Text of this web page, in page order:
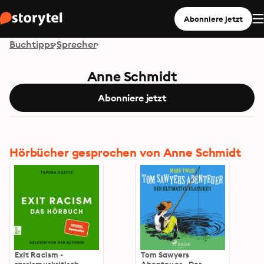
Abonniere jetzt
Buchtipps Sprecher
Anne Schmidt
Abonniere jetzt
Hörbücher gesprochen von Anne Schmidt
Exit Racism -
Tom Sawyers